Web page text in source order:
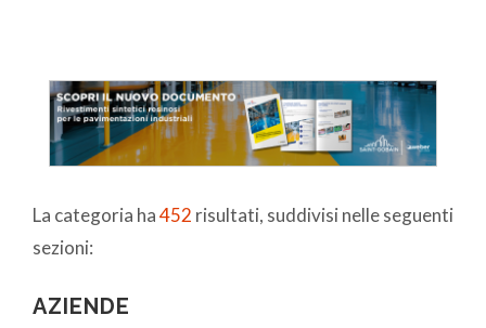
La categoria ha452 risultati, suddivisi nelle seguenti
sezioni:
AZIENDE